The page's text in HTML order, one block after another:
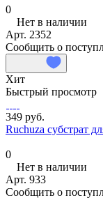
0
Нет в наличии
Арт. 2352
Сообщить о
Хит
Быстрый просмотр
349 руб.
Ruchuza субстрат
0
Нет в наличии
Арт. 933
Сообщить о